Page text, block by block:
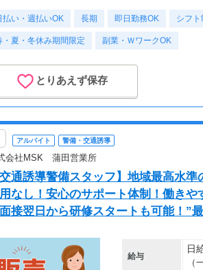
安
月
（
＜
⇒
払い・週払いOK 長期 即日勤務OK シフト
・夏・冬休み期間限定 副業・ＷワークOK
とりあえず保存
アルバイト 警備・交通誘導
会社MSK 蒲田営業所
交通誘導警備スタッフ】地域最高水
なし！安心のサポート体制！働き
接翌日から研修スタートも可能！”
給与
日
（